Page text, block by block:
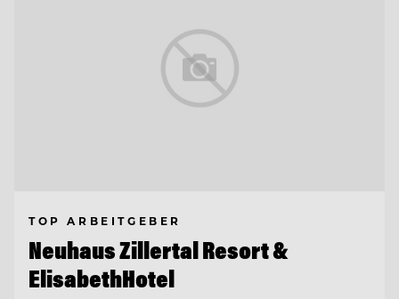
TOP ARBEITGEBER
Neuhaus Zillertal Resort &
ElisabethHotel